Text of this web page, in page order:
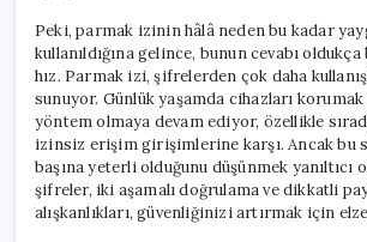
Peki, parmak izinin hâlâ neden bu kadar
kullanıldığına gelince, bunun cevabı
hız. Parmak izi, şifrelerden çok daha
sunuyor. Günlük yaşamda cihazları
yöntem olmaya devam ediyor, özellikle
izinsiz erişim girişimlerine karşı. Ancak bu
başına yeterli olduğunu düşünmek yanıltıcı
şifreler, iki aşamalı doğrulama ve dikkatli
alışkanlıkları, güvenliğinizi artırmak için